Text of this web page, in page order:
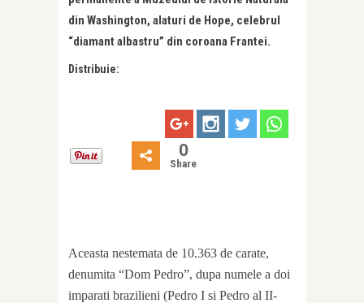
din Washington, alaturi de Hope, celebrul
“diamant albastru” din coroana Frantei.
Distribuie:
0
Share
Aceasta nestemata de 10.363 de carate,
denumita “Dom Pedro”, dupa numele a doi
imparati brazilieni (Pedro I si Pedro al II-